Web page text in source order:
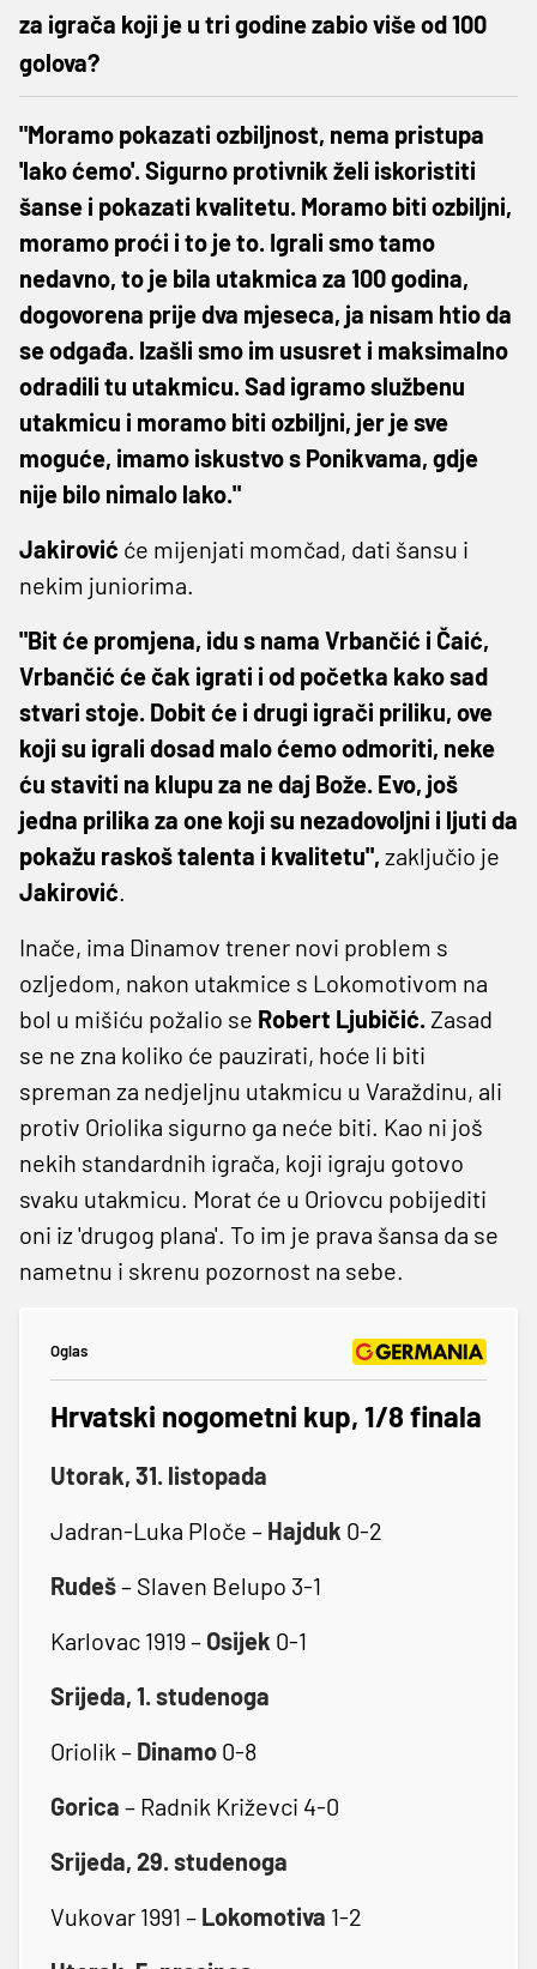
za igrača koji je u tri godine zabio više od 100
golova?
"Moramo pokazati ozbiljnost, nema pristupa
'lako ćemo'. Sigurno protivnik želi iskoristiti
šanse i pokazati kvalitetu. Moramo biti ozbiljni,
moramo proći i to je to. Igrali smo tamo
nedavno, to je bila utakmica za 100 godina,
dogovorena prije dva mjeseca, ja nisam htio da
se odgađa. Izašli smo im ususret i maksimalno
odradili tu utakmicu. Sad igramo službenu
utakmicu i moramo biti ozbiljni, jer je sve
moguće, imamo iskustvo s Ponikvama, gdje
nije bilo nimalo lako."
Jakirović će mijenjati momčad, dati šansu i
nekim juniorima.
"Bit će promjena, idu s nama Vrbančić i Čaić,
Vrbančić će čak igrati i od početka kako sad
stvari stoje. Dobit će i drugi igrači priliku, ove
koji su igrali dosad malo ćemo odmoriti, neke
ću staviti na klupu za ne daj Bože. Evo, još
jedna prilika za one koji su nezadovoljni i ljuti da
pokažu raskoš talenta i kvalitetu", zaključio je
Jakirović.
Inače, ima Dinamov trener novi problem s
ozljedom, nakon utakmice s Lokomotivom na
bol u mišiću požalio se Robert Ljubičić. Zasad
se ne zna koliko će pauzirati, hoće li biti
spreman za nedjeljnu utakmicu u Varaždinu, ali
protiv Oriolika sigurno ga neće biti. Kao ni još
nekih standardnih igrača, koji igraju gotovo
svaku utakmicu. Morat će u Oriovcu pobijediti
oni iz 'drugog plana'. To im je prava šansa da se
nametnu i skrenu pozornost na sebe.
Oglas
Hrvatski nogometni kup, 1/8 finala
Utorak, 31. listopada
Jadran-Luka Ploče – Hajduk 0-2
Rudeš– Slaven Belupo 3-1
Karlovac 1919 – Osijek 0-1
Srijeda, 1. studenoga
Oriolik – Dinamo 0-8
Gorica – Radnik Križevci 4-0
Srijeda, 29. studenoga
Vukovar 1991 – Lokomotiva 1-2